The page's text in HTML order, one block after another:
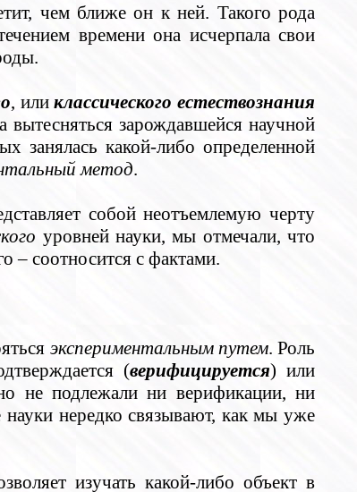
чем ближе он к ней. Такого рода
времени она исчерпала свои
, иликлассического естествознания
зарождавшейся научной
занялась какой-либо определенной
метод.
собой неотъемлемую черту
уровней науки, мы отмечали, что
– соотносится с фактами.
экспериментальным путем. Роль
(верифицируется) или
не подлежали ни верификации, ни
науки нередко связывают, как мы уже
изучать какой-либо объект в